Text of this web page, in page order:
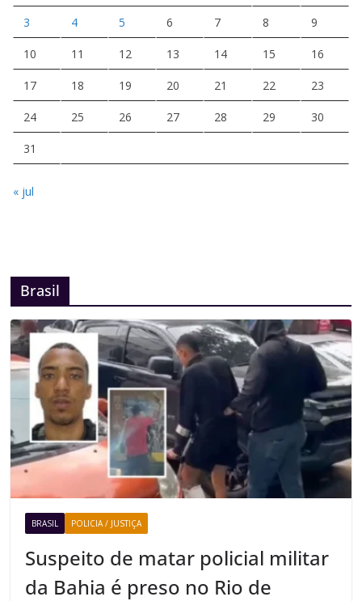
3 4 5 6 7 8 9
10 11 12 13 14 15 16
17 18 19 20 21 22 23
24 25 26 27 28 29 30
31
« jul
Brasil
BRASIL POLICIA / JUSTIÇA
Suspeito de matar policial militar
da Bahia é preso no Rio de